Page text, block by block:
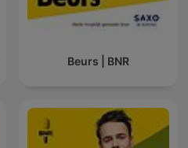
Beurs | BNR